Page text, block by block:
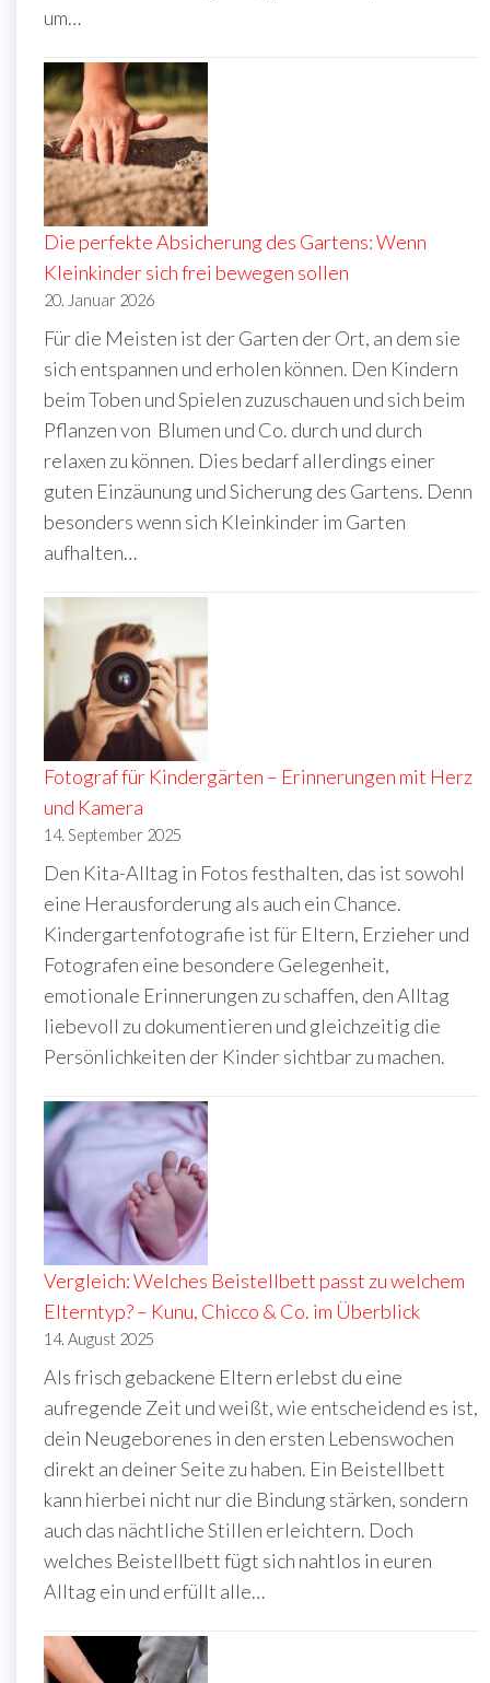
um…
Die perfekte Absicherung des Gartens: Wenn
Kleinkinder sich frei bewegen sollen
20. Januar 2026
Für die Meisten ist der Garten der Ort, an dem sie
sich entspannen und erholen können. Den Kindern
beim Toben und Spielen zuzuschauen und sich beim
Pflanzen von Blumen und Co. durch und durch
relaxen zu können. Dies bedarf allerdings einer
guten Einzäunung und Sicherung des Gartens. Denn
besonders wenn sich Kleinkinder im Garten
aufhalten…
Fotograf für Kindergärten – Erinnerungen mit Herz
und Kamera
14. September 2025
Den Kita-Alltag in Fotos festhalten, das ist sowohl
eine Herausforderung als auch ein Chance.
Kindergartenfotografie ist für Eltern, Erzieher und
Fotografen eine besondere Gelegenheit,
emotionale Erinnerungen zu schaffen, den Alltag
liebevoll zu dokumentieren und gleichzeitig die
Persönlichkeiten der Kinder sichtbar zu machen.
Vergleich: Welches Beistellbett passt zu welchem
Elterntyp? – Kunu, Chicco & Co. im Überblick
14. August 2025
Als frisch gebackene Eltern erlebst du eine
aufregende Zeit und weißt, wie entscheidend es ist,
dein Neugeborenes in den ersten Lebenswochen
direkt an deiner Seite zu haben. Ein Beistellbett
kann hierbei nicht nur die Bindung stärken, sondern
auch das nächtliche Stillen erleichtern. Doch
welches Beistellbett fügt sich nahtlos in euren
Alltag ein und erfüllt alle…